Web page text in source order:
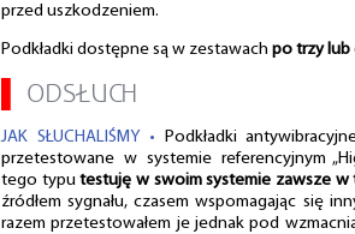
przed uszkodzeniem.
Podkładki dostępne są w zestawach po trzy lub
ODSŁUCH
JAK SŁUCHALIŚMY • Podkładki
przetestowane w systemie referencyjnym
tego typutestuję w swoim systemie zawsze w
źródłem sygnału, czasem wspomagając się
razem przetestowałem je jednak pod